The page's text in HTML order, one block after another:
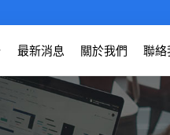
最新消息 關於我們 聯絡